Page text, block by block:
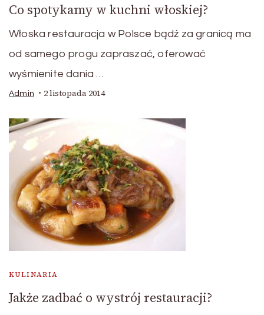
Co spotykamy w kuchni włoskiej?
Włoska restauracja w Polsce bądź za granicą ma
od samego progu zapraszać, oferować
wyśmienite dania …
Admin 2 listopada 2014
KULINARIA
Jakże zadbać o wystrój restauracji?